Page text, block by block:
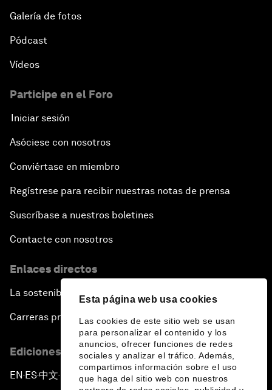
Esta página web usa cookies
Las cookies de este sitio web se usan
para personalizar el contenido y los
anuncios, ofrecer funciones de redes
sociales y analizar el tráfico. Además,
compartimos información sobre el uso
que haga del sitio web con nuestros
Galería de fotos
Pódcast
Vídeos
Participe en el Foro
Iniciar sesión
Asóciese con nosotros
Conviértase en miembro
Regístrese para recibir nuestras notas de prensa
Suscríbase a nuestros boletines
Contacte con nosotros
Enlaces directos
La sostenibilidad en el Foro
Carreras profesionales
Ediciones en otros idiomas
EN ▪ES▪中文▪ 日本語